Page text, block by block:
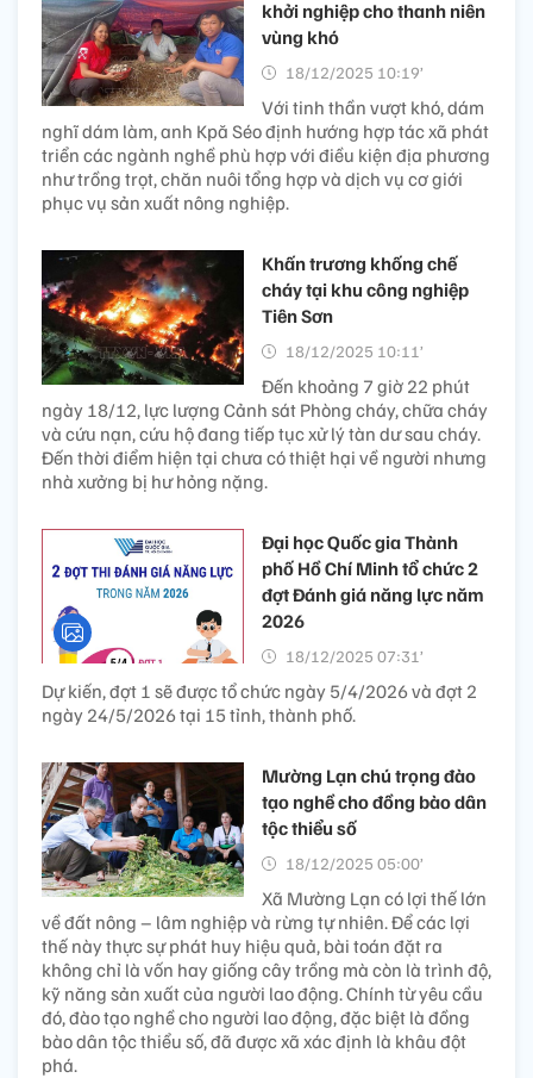
khởi nghiệp cho thanh niên
vùng khó
18/12/2025 10:19’
Với tinh thần vượt khó, dám
nghĩ dám làm, anh Kpă Séo định hướng hợp tác xã phát
triển các ngành nghề phù hợp với điều kiện địa phương
như trồng trọt, chăn nuôi tổng hợp và dịch vụ cơ giới
phục vụ sản xuất nông nghiệp.
Khấn trương khống chế
cháy tại khu công nghiệp
Tiên Sơn
18/12/2025 10:11’
Đến khoảng 7 giờ 22 phút
ngày 18/12, lực lượng Cảnh sát Phòng cháy, chữa cháy
và cứu nạn, cứu hộ đang tiếp tục xử lý tàn dư sau cháy.
Đến thời điểm hiện tại chưa có thiệt hại về người nhưng
nhà xưởng bị hư hỏng nặng.
Đại học Quốc gia Thành
phố Hồ Chí Minh tổ chức 2
đợt Đánh giá năng lực năm
2026
18/12/2025 07:31’
Dự kiến, đợt 1 sẽ được tổ chức ngày 5/4/2026 và đợt 2
ngày 24/5/2026 tại 15 tỉnh, thành phố.
Mường Lạn chú trọng đào
tạo nghề cho đồng bào dân
tộc thiểu số
18/12/2025 05:00’
Xã Mường Lạn có lợi thế lớn
về đất nông – lâm nghiệp và rừng tự nhiên. Để các lợi
thế này thực sự phát huy hiệu quả, bài toán đặt ra
không chỉ là vốn hay giống cây trồng mà còn là trình độ,
kỹ năng sản xuất của người lao động. Chính từ yêu cầu
đó, đào tạo nghề cho người lao động, đặc biệt là đồng
bào dân tộc thiểu số, đã được xã xác định là khâu đột
phá.